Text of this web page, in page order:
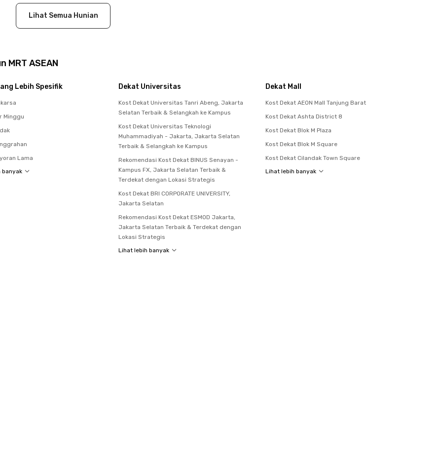
Lihat Semua Hunian
ASEAN
Lebih Spesifik
Minggu
Lama
banyak
Dekat Universitas
Kost Dekat Universitas Tanri Abeng, Jakarta
Selatan Terbaik & Selangkah ke Kampus
Kost Dekat Universitas Teknologi
Muhammadiyah - Jakarta, Jakarta Selatan
Terbaik & Selangkah ke Kampus
Rekomendasi Kost Dekat BINUS Senayan -
Kampus FX, Jakarta Selatan Terbaik &
Terdekat dengan Lokasi Strategis
Kost Dekat BRI CORPORATE UNIVERSITY,
Jakarta Selatan
Rekomendasi Kost Dekat ESMOD Jakarta,
Jakarta Selatan Terbaik & Terdekat dengan
Lokasi Strategis
Lihat lebih banyak
Dekat Mall
Kost Dekat AEON Mall Tanjung Barat
Kost Dekat Ashta District 8
Kost Dekat Blok M Plaza
Kost Dekat Blok M Square
Kost Dekat Cilandak Town Square
Lihat lebih banyak